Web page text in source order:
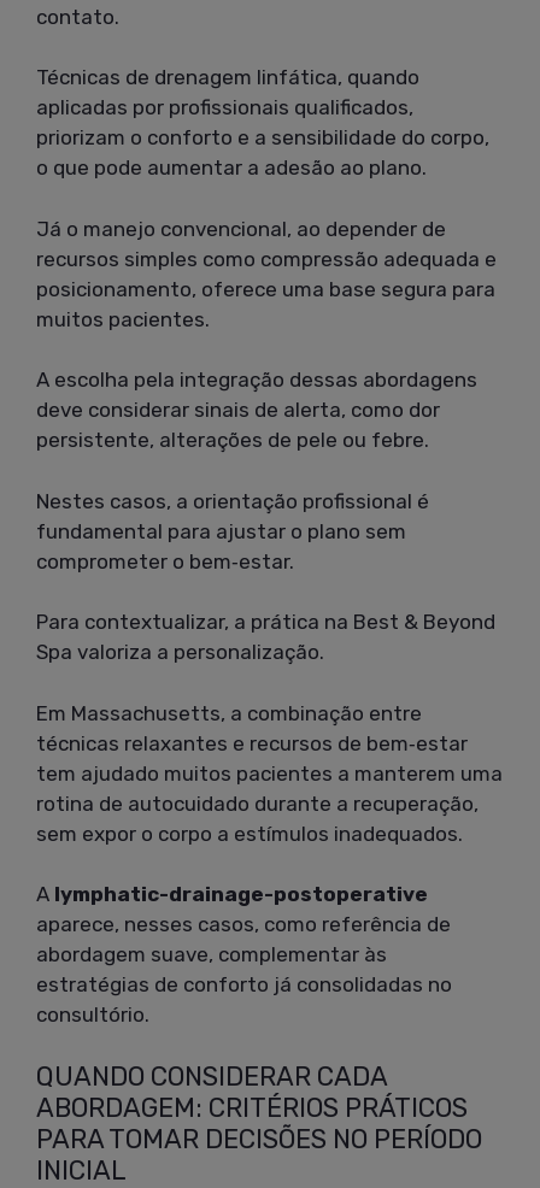
contato.
Técnicas de drenagem linfática, quando
aplicadas por profissionais qualificados,
priorizam o conforto e a sensibilidade do corpo,
o que pode aumentar a adesão ao plano.
Já o manejo convencional, ao depender de
recursos simples como compressão adequada e
posicionamento, oferece uma base segura para
muitos pacientes.
A escolha pela integração dessas abordagens
deve considerar sinais de alerta, como dor
persistente, alterações de pele ou febre.
Nestes casos, a orientação profissional é
fundamental para ajustar o plano sem
comprometer o bem‑estar.
Para contextualizar, a prática na Best & Beyond
Spa valoriza a personalização.
Em Massachusetts, a combinação entre
técnicas relaxantes e recursos de bem‑estar
tem ajudado muitos pacientes a manterem uma
rotina de autocuidado durante a recuperação,
sem expor o corpo a estímulos inadequados.
A lymphatic-drainage-postoperative
aparece, nesses casos, como referência de
abordagem suave, complementar às
estratégias de conforto já consolidadas no
consultório.
QUANDO CONSIDERAR CADA
ABORDAGEM: CRITÉRIOS PRÁTICOS
PARA TOMAR DECISÕES NO PERÍODO
INICIAL